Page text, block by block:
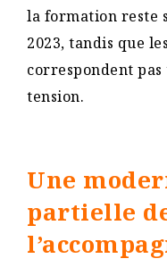
la formation reste
2023, tandis que
correspondent
tension.
Une
partielle